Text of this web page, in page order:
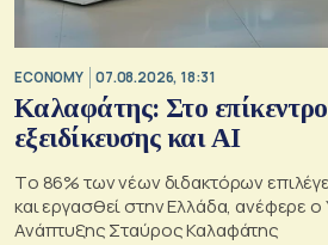
ECONOMY 07.08.2026, 18:31
Καλαφάτης: Στο
εξειδίκευσης και AI
Tο 86% των νέων διδακτόρων
και εργασθεί στην Ελλάδα, ανέφερε
Ανάπτυξης Σταύρος Καλαφάτης